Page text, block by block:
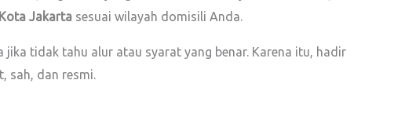
Jakarta sesuai wilayah domisili Anda.
tidak tahu alur atau syarat yang benar. Karena itu, hadir
sah, dan resmi.